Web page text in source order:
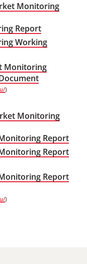
Monitoring
Report
Working
Monitoring
)
Monitoring
Report
Report
Report
)